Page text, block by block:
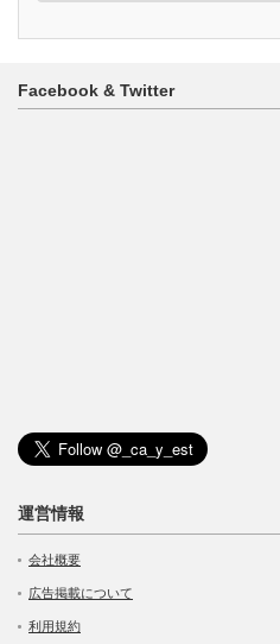
ー
Facebook & Twitter
運営情報
会社概要
広告掲載について
利用規約